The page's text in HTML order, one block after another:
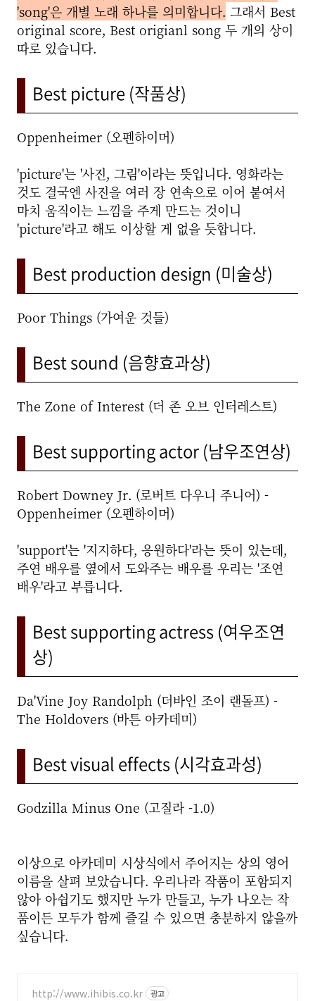
'song'은 개별 노래 하나를 의미합니다. 그래서 Best
original score, Best origianl song 두 개의 상이
따로 있습니다.
Best picture (작품상)
Oppenheimer (오펜하이머)
'picture'는 '사진, 그림'이라는 뜻입니다. 영화라는
것도 결국엔 사진을 여러 장 연속으로 이어 붙여서
마치 움직이는 느낌을 주게 만드는 것이니
'picture'라고 해도 이상할 게 없을 듯합니다.
Best production design (미술상)
Poor Things (가여운 것들)
Best sound (음향효과상)
The Zone of Interest (더 존 오브 인터레스트)
Best supporting actor (남우조연상)
Robert Downey Jr. (로버트 다우니 주니어) -
Oppenheimer (오펜하이머)
'support'는 '지지하다, 응원하다'라는 뜻이 있는데,
주연 배우를 옆에서 도와주는 배우를 우리는 '조연
배우'라고 부릅니다.
Best supporting actress (여우조연
상)
Da'Vine Joy Randolph (더바인 조이 랜돌프) -
The Holdovers (바튼 아카데미)
Best visual effects (시각효과성)
Godzilla Minus One (고질라 -1.0)
이상으로 아카데미 시상식에서 주어지는 상의 영어
이름을 살펴 보았습니다. 우리나라 작품이 포함되지
않아 아쉽기도 했지만 누가 만들고, 누가 나오는 작
품이든 모두가 함께 즐길 수 있으면 충분하지 않을까
싶습니다.
http://www.ihibis.co.kr 광고